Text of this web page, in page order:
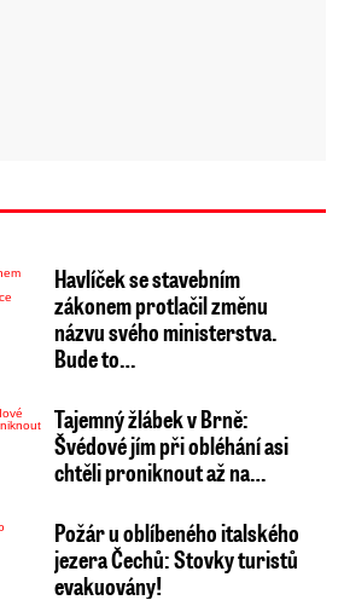
Havlíček se stavebním
zákonem protlačil změnu
názvu svého ministerstva.
Bude to…
Tajemný žlábek v Brně:
Švédové jím při obléhání asi
chtěli proniknout až na…
Požár u oblíbeného italského
jezera Čechů: Stovky turistů
evakuovány!